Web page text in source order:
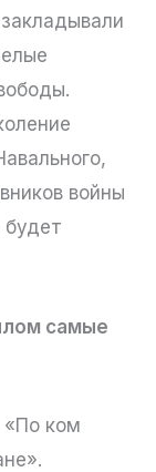
войны
будет
самые
ком